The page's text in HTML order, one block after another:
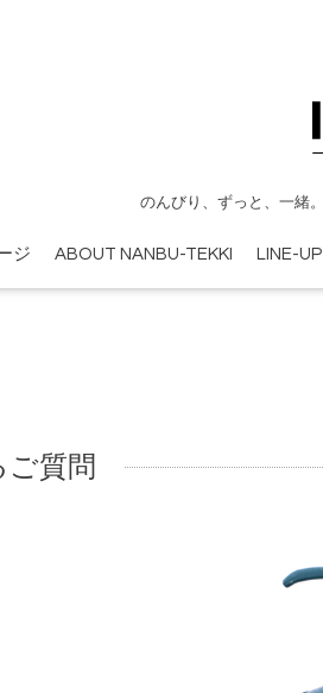
のんびり、ずっと、一緒
ジ ABOUT NANBU-TEKKI LINE-UP
ご質問